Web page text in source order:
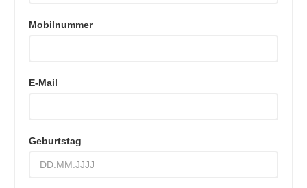
Mobilnummer
E-Mail
Geburtstag